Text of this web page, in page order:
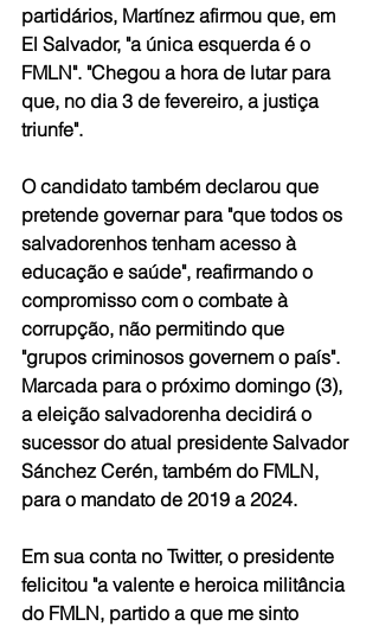
partidários, Martínez afirmou que, em
El Salvador, "a única esquerda é o
FMLN". "Chegou a hora de lutar para
que, no dia 3 de fevereiro, a justiça
triunfe".
O candidato também declarou que
pretende governar para "que todos os
salvadorenhos tenham acesso à
educação e saúde", reafirmando o
compromisso com o combate à
corrupção, não permitindo que
"grupos criminosos governem o país".
Marcada para o próximo domingo (3),
a eleição salvadorenha decidirá o
sucessor do atual presidente Salvador
Sánchez Cerén, também do FMLN,
para o mandato de 2019 a 2024.
Em sua conta no Twitter, o presidente
felicitou "a valente e heroica militância
do FMLN, partido a que me sinto